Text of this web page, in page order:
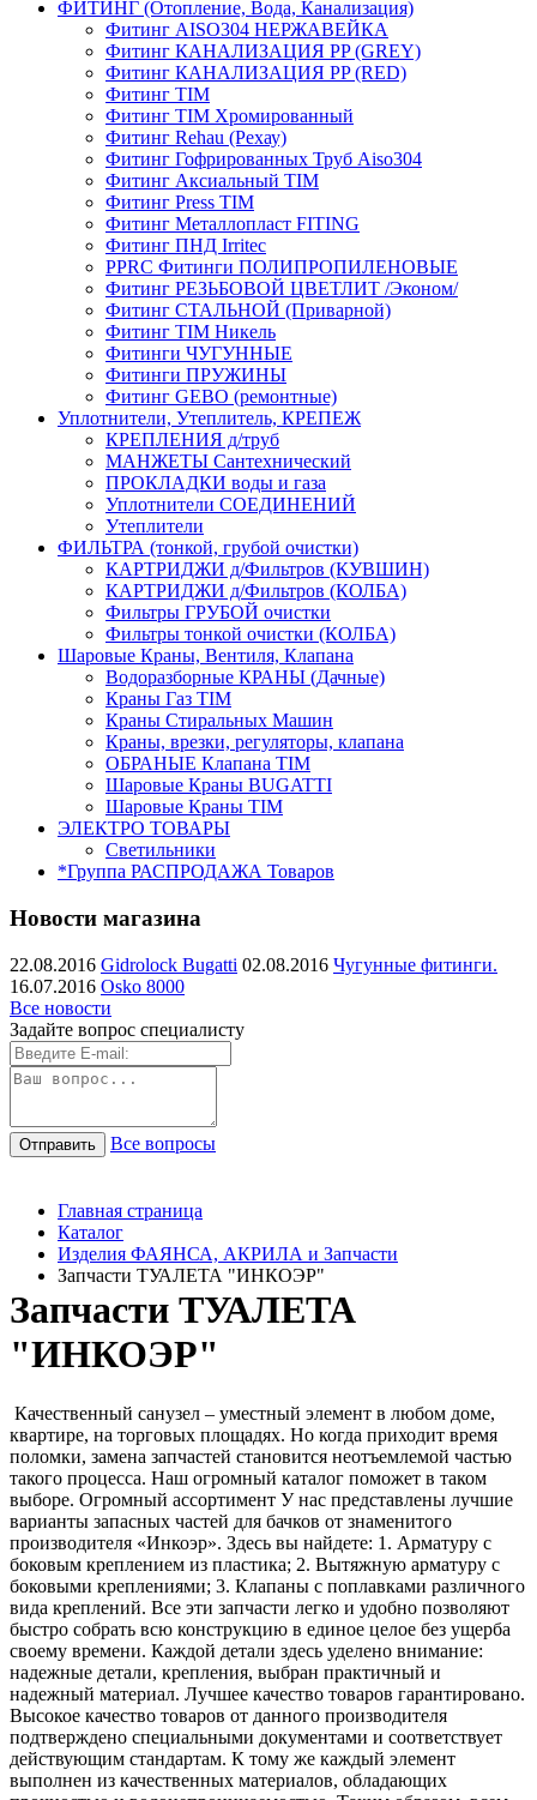
ФИТИНГ (Отопление, Вода, Канализация)
Фитинг AISO304 НЕРЖАВЕЙКА
Фитинг КАНАЛИЗАЦИЯ PP (GREY)
Фитинг КАНАЛИЗАЦИЯ PP (RED)
Фитинг TIM
Фитинг TIM Хромированный
Фитинг Rehau (Рехау)
Фитинг Гофрированных Труб Aiso304
Фитинг Аксиальный TIM
Фитинг Press TIM
Фитинг Металлопласт FITING
Фитинг ПНД Irritec
PPRC Фитинги ПОЛИПРОПИЛЕНОВЫЕ
Фитинг РЕЗЬБОВОЙ ЦВЕТЛИТ /Эконом/
Фитинг СТАЛЬНОЙ (Приварной)
Фитинг TIM Никель
Фитинги ЧУГУННЫЕ
Фитинги ПРУЖИНЫ
Фитинг GEBO (ремонтные)
Уплотнители, Утеплитель, КРЕПЕЖ
КРЕПЛЕНИЯ д/труб
МАНЖЕТЫ Сантехнический
ПРОКЛАДКИ воды и газа
Уплотнители СОЕДИНЕНИЙ
Утеплители
ФИЛЬТРА (тонкой, грубой очистки)
КАРТРИДЖИ д/Фильтров (КУВШИН)
КАРТРИДЖИ д/Фильтров (КОЛБА)
Фильтры ГРУБОЙ очистки
Фильтры тонкой очистки (КОЛБА)
Шаровые Краны, Вентиля, Клапана
Водоразборные КРАНЫ (Дачные)
Краны Газ TIM
Краны Стиральных Машин
Краны, врезки, регуляторы, клапана
ОБРАНЫЕ Клапана TIM
Шаровые Краны BUGATTI
Шаровые Краны TIM
ЭЛЕКТРО ТОВАРЫ
Светильники
*Группа РАСПРОДАЖА Товаров
Новости магазина
22.08.2016 Gidrolock Bugatti 02.08.2016 Чугунные фитинги.
16.07.2016 Osko 8000
Все новости
Задайте вопрос специалисту
Все вопросы
Главная страница
Каталог
Изделия ФАЯНСА, АКРИЛА и Запчасти
Запчасти ТУАЛЕТА "ИНКОЭР"
Запчасти ТУАЛЕТА
"ИНКОЭР"
Качественный санузел – уместный элемент в любом доме,
квартире, на торговых площадях. Но когда приходит время
поломки, замена запчастей становится неотъемлемой частью
такого процесса. Наш огромный каталог поможет в таком
выборе. Огромный ассортимент У нас представлены лучшие
варианты запасных частей для бачков от знаменитого
производителя «Инкоэр». Здесь вы найдете: 1. Арматуру с
боковым креплением из пластика; 2. Вытяжную арматуру с
боковыми креплениями; 3. Клапаны с поплавками различного
вида креплений. Все эти запчасти легко и удобно позволяют
быстро собрать всю конструкцию в единое целое без ущерба
своему времени. Каждой детали здесь уделено внимание:
надежные детали, крепления, выбран практичный и
надежный материал. Лучшее качество товаров гарантировано.
Высокое качество товаров от данного производителя
подтверждено специальными документами и соответствует
действующим стандартам. К тому же каждый элемент
выполнен из качественных материалов, обладающих